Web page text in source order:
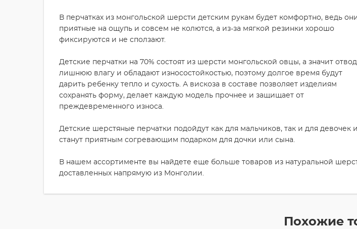
В перчатках из монгольской шерсти детским рукам будет комфортно, ведь
приятные на ощупь и совсем не колются, а из-за мягкой резинки хорошо
фиксируются и не сползают.
Детские перчатки на 70% состоят из шерсти монгольской овцы, а значит
лишнюю влагу и обладают износостойкостью, поэтому долгое время будут
дарить ребенку тепло и сухость. А вискоза в составе позволяет изделиям
сохранять форму, делает каждую модель прочнее и защищает от
преждевременного износа.
Детские шерстяные перчатки подойдут как для мальчиков, так и для девочек и
станут приятным согревающим подарком для дочки или сына.
В нашем ассортименте вы найдете еще больше товаров из натуральной
доставленных напрямую из Монголии.
Похожие